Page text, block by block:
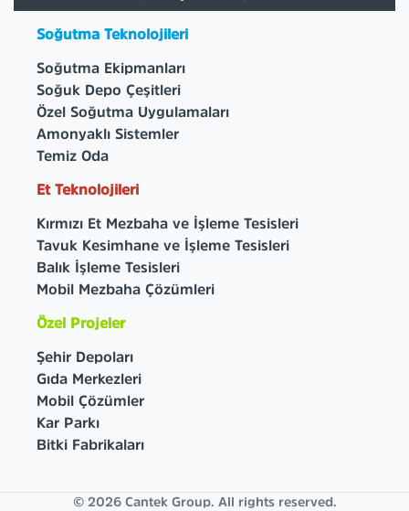
Soğutma Teknolojileri
Soğutma Ekipmanları
Soğuk Depo Çeşitleri
Özel Soğutma Uygulamaları
Amonyaklı Sistemler
Temiz Oda
Et Teknolojileri
Kırmızı Et Mezbaha ve İşleme Tesisleri
Tavuk Kesimhane ve İşleme Tesisleri
Balık İşleme Tesisleri
Mobil Mezbaha Çözümleri
Özel Projeler
Şehir Depoları
Gıda Merkezleri
Mobil Çözümler
Kar Parkı
Bitki Fabrikaları
© 2026 Cantek Group. All rights reserved.